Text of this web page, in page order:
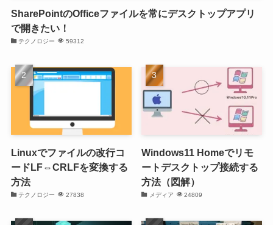
SharePointのOfficeファイルを常にデスクトップアプリ
で開きたい！
テクノロジー 59312
Linuxでファイルの改行コ
ードLF⇔CRLFを変換する
方法
テクノロジー 27838
Windows11 Homeでリモ
ートデスクトップ接続する
方法（図解）
メディア 24809